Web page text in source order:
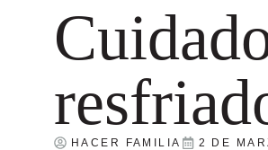
HACER FAMILIA 2 DE